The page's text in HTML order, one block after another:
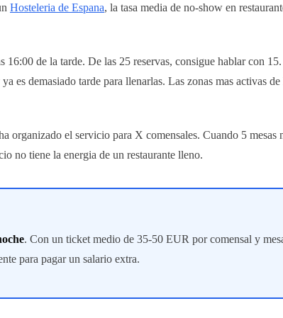
Hosteleria de Espana, la tasa media de no-show en
de la tarde. De las 25 reservas, consigue hablar con
es demasiado tarde para llenarlas. Las zonas mas activas
organizado el servicio para X comensales. Cuando 5 mesas
no tiene la energia de un restaurante lleno.
. Con un ticket medio de 35-50 EUR por comensal y
para pagar un salario extra.